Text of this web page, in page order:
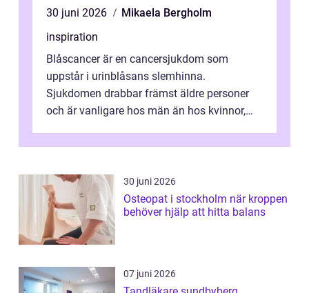
30 juni 2026
Mikaela Bergholm
inspiration
Blåscancer är en cancersjukdom som
uppstår i urinblåsans slemhinna.
Sjukdomen drabbar främst äldre personer
och är vanligare hos män än hos kvinnor,
förändringarna u...
30 juni 2026
Osteopat i stockholm när kroppen
behöver hjälp att hitta balans
07 juni 2026